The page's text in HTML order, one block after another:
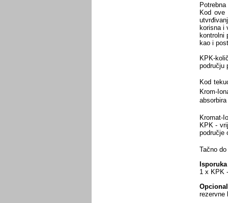
Kod
korisna i
kontrolni
kao i
KPK-
području
Kod
Krom-
Kromat-
KPK -
područje
Tačno
Isporuka
1 x KPK
rezervne